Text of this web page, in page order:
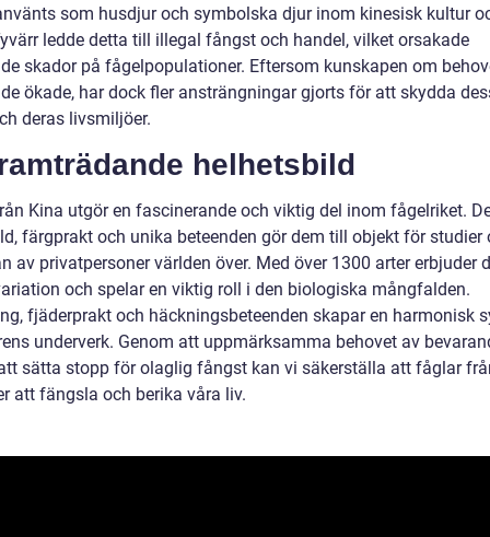
som husdjur och symbolska djur inom kinesisk kultur
ledde detta till illegal fångst och handel, vilket orsakade
skador på fågelpopulationer. Eftersom kunskapen om
ökade, har dock fler ansträngningar gjorts för att skydda
deras livsmiljöer.
helhetsbild
Kina utgör en fascinerande och viktig del inom fågelriket.
färgprakt och unika beteenden gör dem till objekt för studier
av privatpersoner världen över. Med över 1300 arter erbjuder
och spelar en viktig roll i den biologiska mångfalden.
fjäderprakt och häckningsbeteenden skapar en harmonisk
underverk. Genom att uppmärksamma behovet av
sätta stopp för olaglig fångst kan vi säkerställa att fåglar
att fängsla och berika våra liv.